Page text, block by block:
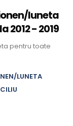
luneta
2012 - 2019
pentru toate
LUNETA